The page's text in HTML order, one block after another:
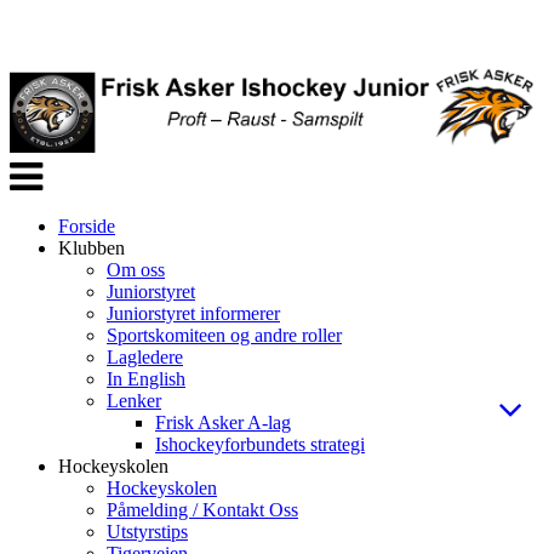
Veksle
navigasjon
Forside
Klubben
Om oss
Juniorstyret
Juniorstyret informerer
Sportskomiteen og andre roller
Lagledere
In English
Lenker
Frisk Asker A-lag
Ishockeyforbundets strategi
Hockeyskolen
Hockeyskolen
Påmelding / Kontakt Oss
Utstyrstips